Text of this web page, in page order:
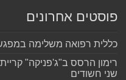
פוסטים אחרונים
כללית רפואה משלימה
רימון הרסס ב"ג'פניקה"
שני חשודים